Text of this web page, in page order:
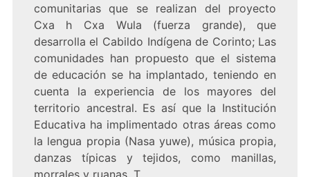
comunitarias que se realizan del proyecto
Cxa h Cxa Wula (fuerza grande), que
desarrolla el Cabildo Indígena de Corinto; Las
comunidades han propuesto que el sistema
de educación se ha implantado, teniendo en
cuenta la experiencia de los mayores del
territorio ancestral. Es así que la Institución
Educativa ha implimentado otras áreas como
la lengua propia (Nasa yuwe), música propia,
danzas típicas y tejidos, como manillas,